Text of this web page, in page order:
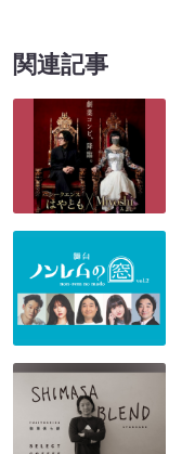
関連記事